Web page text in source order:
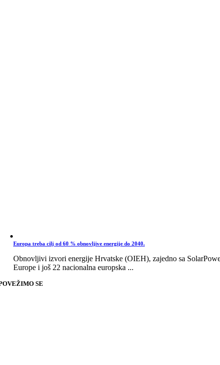
Europa treba cilj od 60 % obnovljive energije do 2040.
Obnovljivi izvori energije Hrvatske (OIEH), zajedno sa
Europe i još 22 nacionalna europska ...
SE